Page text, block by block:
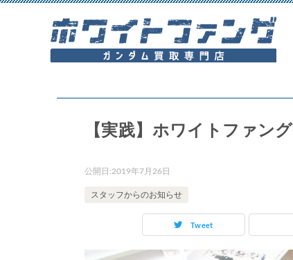
【実践】ホワイトファン
公開日:2019年7月26日
スタッフからのお知らせ
Tweet